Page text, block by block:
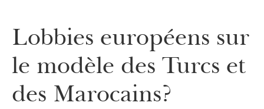
Lobbies européens sur
le modèle des Turcs et
des Marocains?